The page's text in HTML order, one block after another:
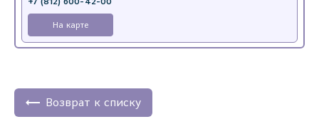
На карте
+7 (812) 770-04-67
Возврат к списку